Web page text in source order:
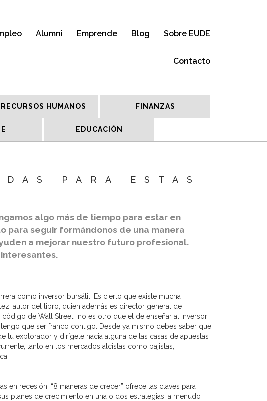
Alumni Emprende Blog Sobre EUDE
Contacto
RECURSOS HUMANOS FINANZAS
EDUCACIÓN
PARA ESTAS
algo más de tiempo para estar en
para seguir formándonos de una manera
a mejorar nuestro futuro profesional.
como inversor bursátil. Es cierto que existe mucha
autor del libro, quien además es director general de
de Wall Street” no es otro que el de enseñar al inversor
que ser franco contigo. Desde ya mismo debes saber que
tu explorador y dirígete hacia alguna de las casas de apuestas
tanto en los mercados alcistas como bajistas,
en recesión. “8 maneras de crecer” ofrece las claves para
planes de crecimiento en una o dos estrategias, a menudo